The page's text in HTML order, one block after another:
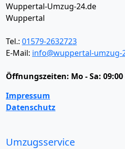
Wuppertal-Umzug-24.de
Wuppertal
Tel.: 01579-2632723
E-Mail: info@wuppertal-umzug-
Öffnungszeiten: Mo - Sa:
Impressum
Datenschutz
Umzugsservice